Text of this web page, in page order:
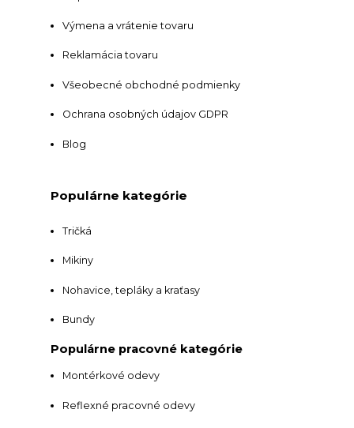
Výmena a vrátenie tovaru
Reklamácia tovaru
Všeobecné obchodné podmienky
Ochrana osobných údajov GDPR
Blog
Populárne kategórie
Tričká
Mikiny
Nohavice, tepláky a kraťasy
Bundy
Populárne pracovné kategórie
Montérkové odevy
Reflexné pracovné odevy